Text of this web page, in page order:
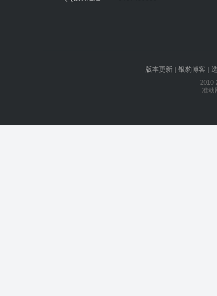
版本更新 | 银豹博客 |
准动